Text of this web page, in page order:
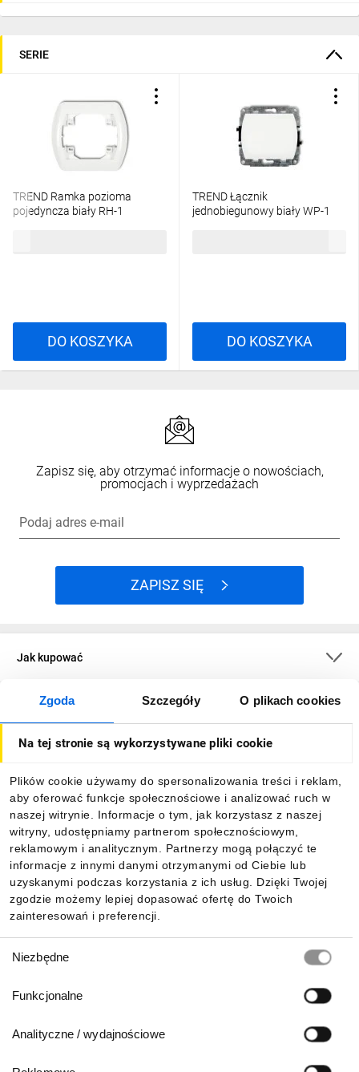
Zgoda Szczegóły O plikach cookies
Na tej stronie są wykorzystywane pliki cookie
Plików cookie używamy do spersonalizowania treści i reklam,
aby oferować funkcje społecznościowe i analizować ruch w
naszej witrynie. Informacje o tym, jak korzystasz z naszej
witryny, udostępniamy partnerom społecznościowym,
reklamowym i analitycznym. Partnerzy mogą połączyć te
informacje z innymi danymi otrzymanymi od Ciebie lub
uzyskanymi podczas korzystania z ich usług. Dzięki Twojej
zgodzie możemy lepiej dopasować ofertę do Twoich
zainteresowań i preferencji.
zgody
Niezbędne
Funkcjonalne
Analityczne / wydajnościowe
SERIE
TREND Ramka pozioma
pojedyncza biały RH-1
DO KOSZYKA
TREND Łącznik
jednobiegunowy biały WP-1
DO KOSZYKA
Zapisz się, aby otrzymać informacje o nowościach,
promocjach i wyprzedażach
Podaj adres e-mail
ZAPISZ SIĘ
Jak kupować
O firmie
Informacje
Pobierz naszą aplikację mobilną: